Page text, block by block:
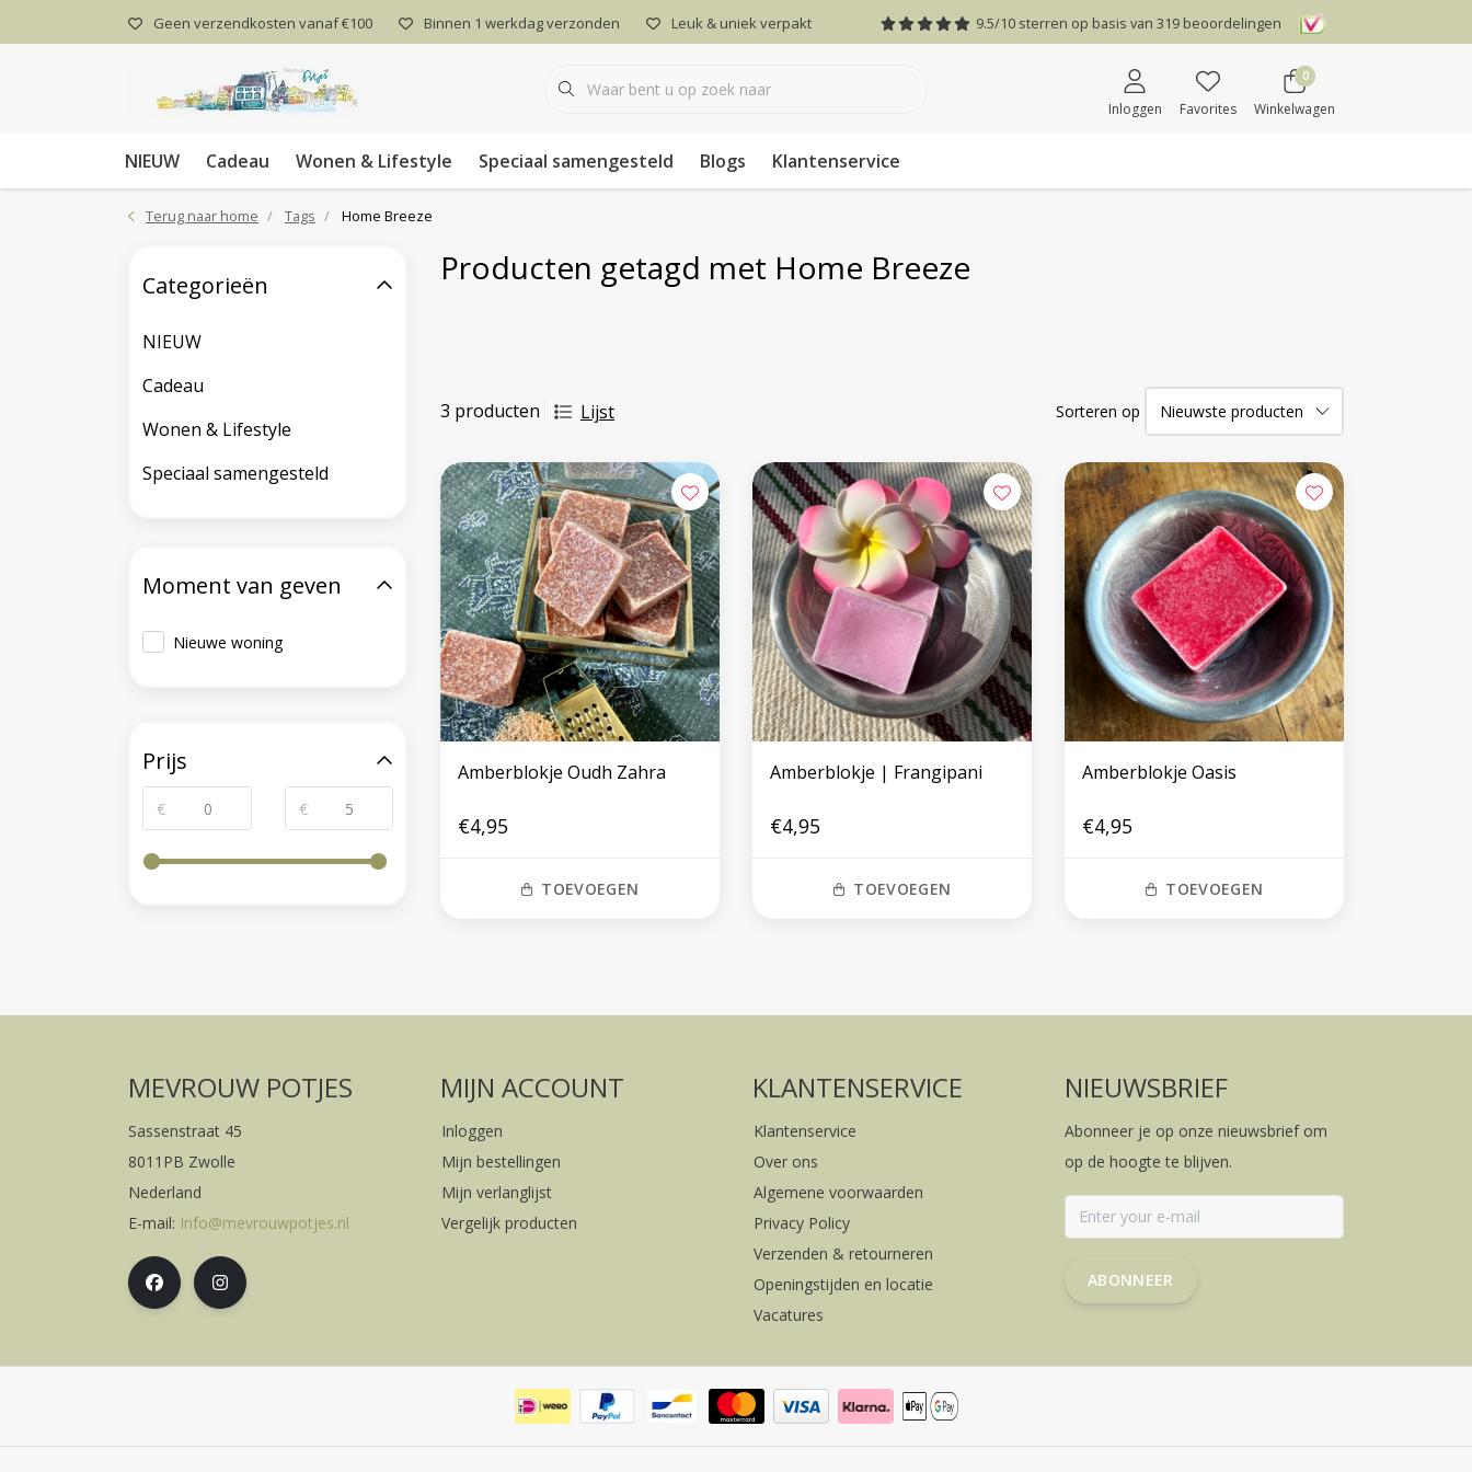
Geen verzendkosten vanaf €100 Binnen 1 werkdag verzonden Leuk & uniek verpakt 9.5/10 sterren op basis van 319 beoordelingen
Inloggen Favorites
0
Winkelwagen
NIEUW Cadeau Wonen & Lifestyle Speciaal samengesteld Blogs Klantenservice
Terug naar home Tags Home Breeze
Producten getagd met Home Breeze
3 producten Lijst Sorteren op
Amberblokje Oudh Zahra
€4,95
TOEVOEGEN
Amberblokje | Frangipani
€4,95
TOEVOEGEN
Amberblokje Oasis
€4,95
TOEVOEGEN
Categorieën
NIEUW
Cadeau
Wonen & Lifestyle
Speciaal samengesteld
Moment van geven
Nieuwe woning
Prijs
€ €
MEVROUW POTJES
Sassenstraat 45
8011PB Zwolle
Nederland
E-mail: Info@mevrouwpotjes.nl
MIJN ACCOUNT
Inloggen
Mijn bestellingen
Mijn verlanglijst
Vergelijk producten
KLANTENSERVICE
Klantenservice
Over ons
Algemene voorwaarden
Privacy Policy
Verzenden & retourneren
Openingstijden en locatie
Vacatures
NIEUWSBRIEF
Abonneer je op onze nieuwsbrief om
op de hoogte te blijven.
ABONNEER